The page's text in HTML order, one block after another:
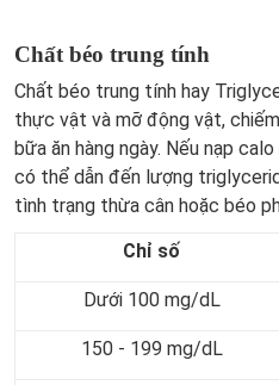
Chất béo trung tính
Chất béo trung tính hay
thực vật và mỡ động vật,
bữa ăn hàng ngày. Nếu nạp
có thể dẫn đến lượng
tình trạng thừa cân hoặc béo
Chỉ số
Dưới 100 mg/dL
150 - 199 mg/dL